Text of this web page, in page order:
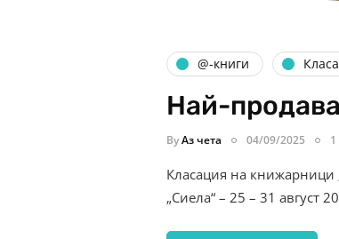
@-книги
Най-
ByАз чета 04/09/2025
Класация на книжарници
„Сиела“ – 25 – 31 август